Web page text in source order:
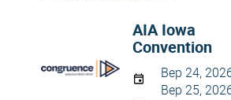
AIA Iowa
Convention
Вер 24,
Вер 25,